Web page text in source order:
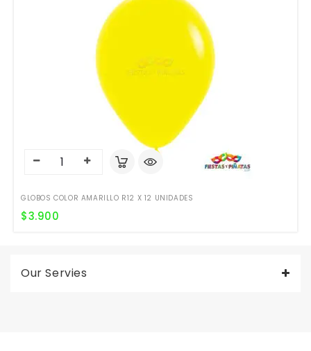
GLOBOS COLOR AMARILLO R12 X 12 UNIDADES
$3.900
Our Servies